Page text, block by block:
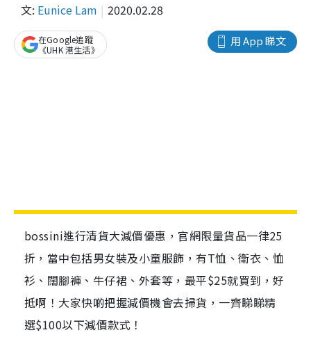
文: Eunice Lam 2020.02.28
用 App 睇文
在Google追蹤
《UHK 港生活》
bossini進行清貨大減價優惠，官網限量貨品一律25
折，當中包括男女裝及小童服飾，有T恤、衛衣、恤
衫、闊腳褲、牛仔裙、外套等，最平$25就買到，好
抵啊！大家快啲把握減價機會去掃貨，一齊睇睇精
選$100以下減價款式！